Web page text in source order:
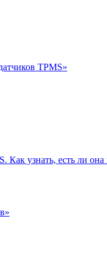
TPMS»
Как узнать, есть ли